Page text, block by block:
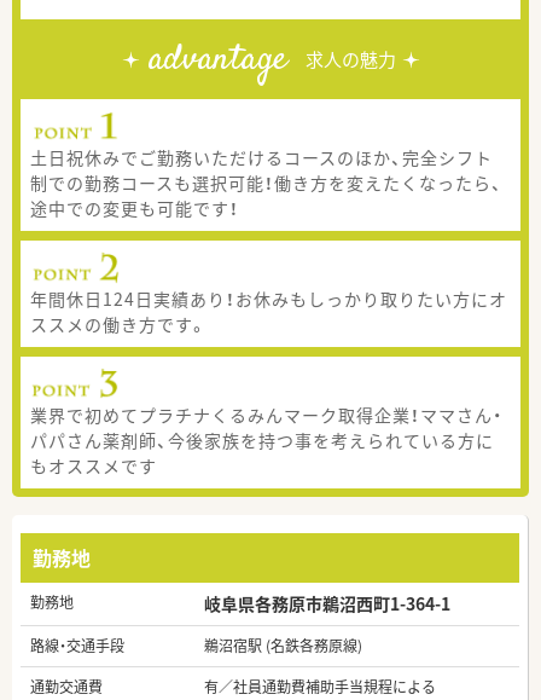
advantage 求人の魅力
土日祝休みでご勤務いただけるコースのほか、完全シフト
制での勤務コースも選択可能！働き方を変えたくなったら、
途中での変更も可能です！
年間休日124日実績あり！お休みもしっかり取りたい方にオ
ススメの働き方です。
業界で初めてプラチナくるみんマーク取得企業！ママさん・
パパさん薬剤師、今後家族を持つ事を考えられている方に
もオススメです
勤務地
勤務地 岐阜県各務原市鵜沼西町1-364-1
路線・交通手段
鵜沼宿駅 (名鉄各務原線)
通勤交通費
有／社員通勤費補助手当規程による